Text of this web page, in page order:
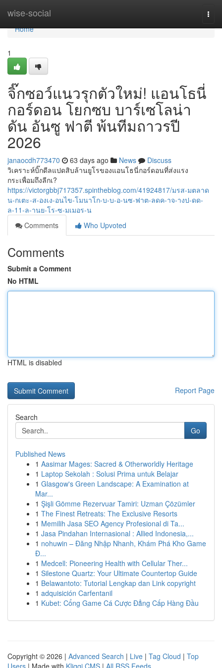
wise-social
Home
Home
1
จิ๊กซอว์แนวรุกตัวใหม่! แอนโธนี่
กอร์ดอน โยกซบ บาร์เซโลน่า
ดัน อันซู ฟาตี พ้นทีมถาวรปี
2026
janaocdh773470 63 days ago News
Discuss
วิเคราะห์บิ๊กดีลแปดสิบล้านยูโรของแอนโธนี่กอร์ดอนที่ส่งแรง
กระเพื่อมถึงลีกเ?
https://victorgbbj717357.spintheblog.com/41924817/มรส-มตลาด
น-กเตะ-ส-องเง-อนไข-โมนาโก-บ-บ-อ-นซ-ฟาต-ลดค-าจ-างป-ดด-
ล-11-ล-านย-โร-ซ-มเมอร-น
Comments
Who Upvoted
Comments
Submit a Comment
No HTML
HTML is disabled
Report Page
Search
Go
Published News
1 Aasimar Mages: Sacred & Otherworldly Heritage
1 Laptop Sekolah : Solusi Prima untuk Belajar
1 Glasgow's Green Landscape: A Examination at
Mar...
1 Şişli Gömme Rezervuar Tamiri: Uzman Çözümler
1 The Finest Retreats: The Exclusive Resorts
1 Memilih Jasa SEO Agency Profesional di Ta...
1 Jasa Pindahan Internasional : Allied Indonesia,...
1 nohuwin – Đăng Nhập Nhanh, Khám Phá Kho Game
Đ...
1 Medcell: Pioneering Health with Cellular Ther...
1 Silestone Quartz: Your Ultimate Countertop Guide
1 Belawantoto: Tutorial Lengkap dan Link copyright
1 adquisición Carfentanil
1 Kubet: Cổng Game Cá Cược Đẳng Cấp Hàng Đầu
Copyright © 2026 | Advanced Search | Live | Tag Cloud | Top
Users | Made with Kliqqi CMS | All RSS Feeds